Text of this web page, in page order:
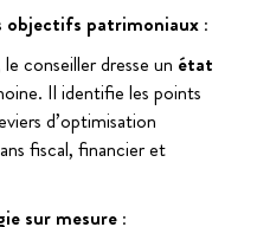
objectifs patrimoniaux :
conseiller dresse un état
Il identifie les points
d’optimisation
fiscal, financier et
sur mesure :